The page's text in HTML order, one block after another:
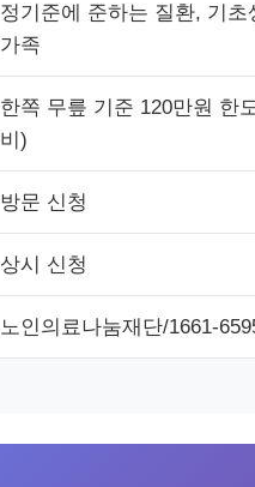
정기준에 준하는 질환, 기
가족
한쪽 무릎 기준 120만원 한
비)
방문 신청
상시 신청
노인의료나눔재단/1661-